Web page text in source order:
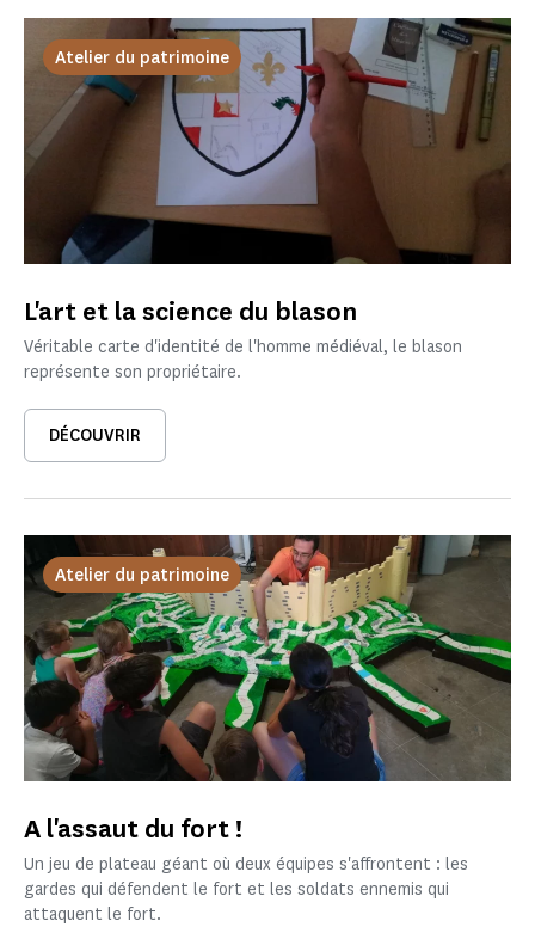
Atelier du patrimoine
L'art et la science du blason
Véritable carte d'identité de l'homme médiéval, le blason
représente son propriétaire.
DÉCOUVRIR
Atelier du patrimoine
A l'assaut du fort !
Un jeu de plateau géant où deux équipes s'affrontent : les
gardes qui défendent le fort et les soldats ennemis qui
attaquent le fort.